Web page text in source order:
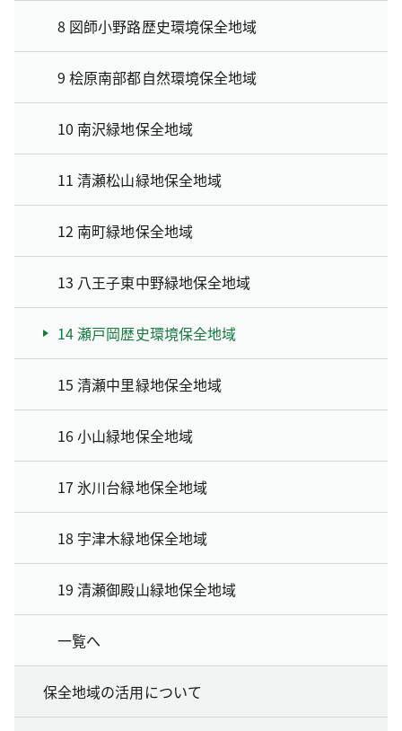
8 図師小野路歴史環境保全地域
9 桧原南部都自然環境保全地域
10 南沢緑地保全地域
11 清瀬松山緑地保全地域
12 南町緑地保全地域
13 八王子東中野緑地保全地域
14 瀬戸岡歴史環境保全地域
15 清瀬中里緑地保全地域
16 小山緑地保全地域
17 氷川台緑地保全地域
18 宇津木緑地保全地域
19 清瀬御殿山緑地保全地域
一覧へ
保全地域の活用について